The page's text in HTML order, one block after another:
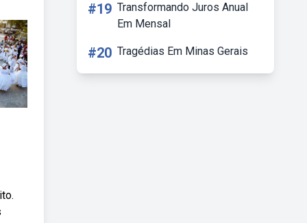
#19 Transformando Juros Anual
Em Mensal
#20 Tragédias Em Minas Gerais